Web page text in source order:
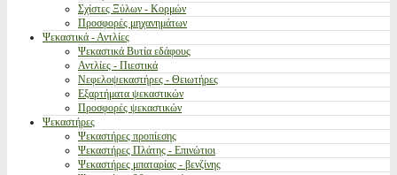
Σχίστες Ξύλων - Κορμών
Προσφορές μηχανημάτων
Ψεκαστικά - Αντλίες
Ψεκαστικά Βυτία εδάφους
Αντλίες - Πιεστικά
Νεφελοψεκαστήρες - Θειωτήρες
Εξαρτήματα ψεκαστικών
Προσφορές ψεκαστικών
Ψεκαστήρες
Ψεκαστήρες προπίεσης
Ψεκαστήρες Πλάτης - Επινώτιοι
Ψεκαστήρες μπαταρίας - βενζίνης